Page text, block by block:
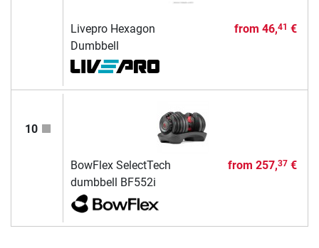
Livepro Hexagon
Dumbbell
from 46,41 €
10
BowFlex SelectTech
dumbbell BF552i
from 257,37€